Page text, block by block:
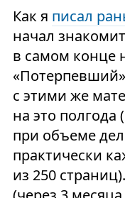
Как я писал
начал
в самом конце
с этими же
на это полгода
при объеме
практически
из 250